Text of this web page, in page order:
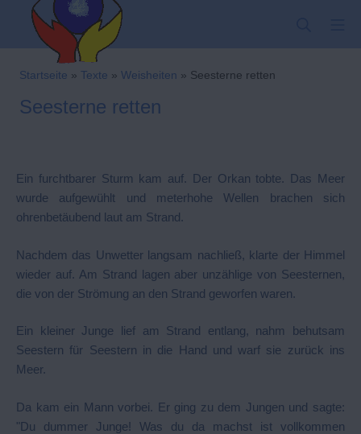
springen
Kindergarten-
Startseite » Texte » Weisheiten » Seesterne retten
Seesterne retten
Ein furchtbarer Sturm kam auf. Der Orkan tobte. Das Meer
wurde aufgewühlt und meterhohe Wellen brachen sich
ohrenbetäubend laut am Strand.
Nachdem das Unwetter langsam nachließ, klarte der Himmel
wieder auf. Am Strand lagen aber unzählige von Seesternen,
die von der Strömung an den Strand geworfen waren.
Ein kleiner Junge lief am Strand entlang, nahm behutsam
Seestern für Seestern in die Hand und warf sie zurück ins
Meer.
Da kam ein Mann vorbei. Er ging zu dem Jungen und sagte:
"Du dummer Junge! Was du da machst ist vollkommen